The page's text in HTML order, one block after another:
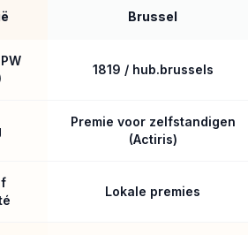
Brussel
1819 / hub.brussels
Premie voor zelfstandigen
(Actiris)
Lokale premies